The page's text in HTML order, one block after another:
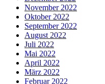
November 2022
Oktober 2022
September 2022
August 2022
Juli 2022
Mai 2022
April 2022
März 2022
Februar 2022